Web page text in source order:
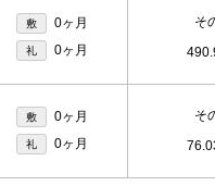
敷 0ヶ月
礼 0ヶ月
そ
敷 0ヶ月
礼 0ヶ月
そ